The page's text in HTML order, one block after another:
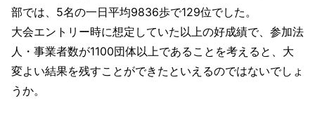
部では、5名の一日平均9836歩で129位でした。
大会エントリー時に想定していた以上の好成績で、参加法
人・事業者数が1100団体以上であることを考えると、大
変よい結果を残すことができたといえるのではないでしょ
うか。